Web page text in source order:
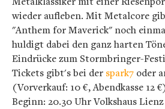
wieder aufleben. Mit Metalcore
"Anthem for Maverick" noch
huldigt dabei den ganz harten
Eindrücke zum Stormbringer-
Tickets gibt's bei der spark7 oder
(Vorverkauf: 10 €, Abendkasse 12
Beginn: 20.30 Uhr Volkshaus Lienz